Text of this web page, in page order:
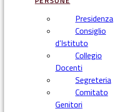
Presidenza
Consiglio
d’Istituto
Collegio
Docenti
Segreteria
Comitato
Genitori